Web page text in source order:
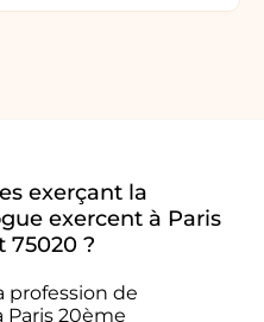
exerçant la
exercent à Paris
75020 ?
profession de
20ème